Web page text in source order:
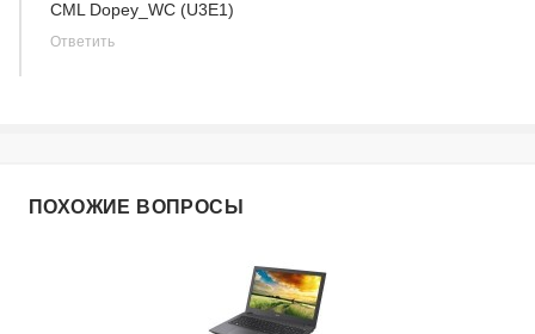
CML Dopey_WC (U3E1)
Ответить
ПОХОЖИЕ ВОПРОСЫ